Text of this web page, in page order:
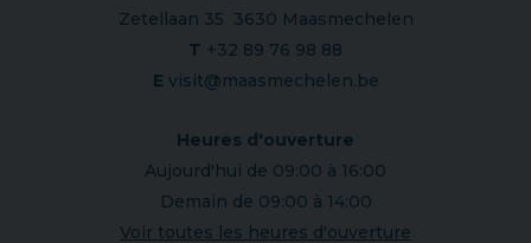
Zetellaan 35 3630 Maasmechelen
T +32 89 76 98 88
E visit@maasmechelen.be
Heures d'ouverture
Aujourd'hui de 09:00 à 16:00
Demain de 09:00 à 14:00
Voir toutes les heures d'ouverture